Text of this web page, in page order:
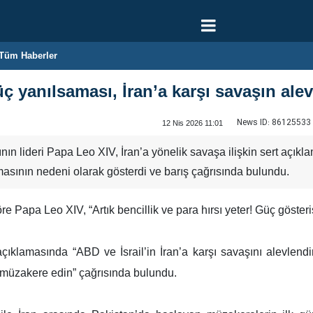
Haberler
yanılsaması, İran’a karşı savaşın
12 Nis 2026 11:01 News ID: 86125533